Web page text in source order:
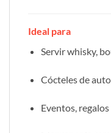
Ideal para
Servir whisky,
Cócteles de
Eventos,